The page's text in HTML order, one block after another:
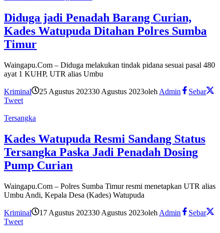
Diduga jadi Penadah Barang Curian,
Kades Watupuda Ditahan Polres Sumba
Timur
Waingapu.Com – Diduga melakukan tindak pidana sesuai pasal 480
ayat 1 KUHP, UTR alias Umbu
Kriminal 25 Agustus 202330 Agustus 2023oleh Admin
Sebar
Tweet
Tersangka
Kades Watupuda Resmi Sandang Status
Tersangka Paska Jadi Penadah Dosing
Pump Curian
Waingapu.Com – Polres Sumba Timur resmi menetapkan UTR alias
Umbu Andi, Kepala Desa (Kades) Watupuda
Kriminal 17 Agustus 202330 Agustus 2023oleh Admin
Sebar
Tweet